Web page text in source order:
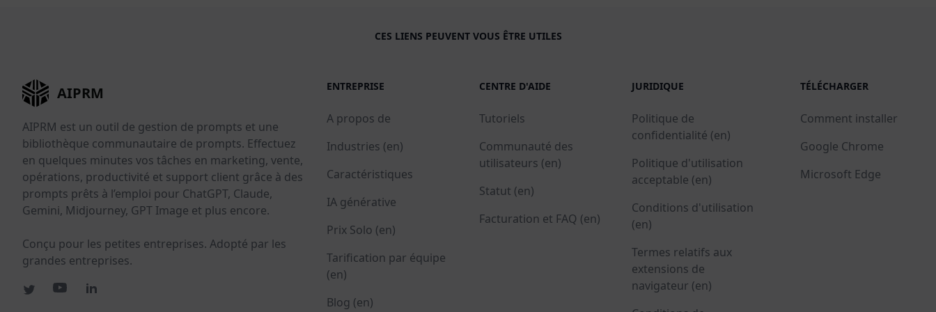
CES LIENS PEUVENT VOUS ÊTRE UTILES
AIPRM
AIPRM est un outil de gestion de prompts et une
bibliothèque communautaire de prompts. Effectuez
en quelques minutes vos tâches en marketing, vente,
opérations, productivité et support client grâce à des
prompts prêts à l’emploi pour ChatGPT, Claude,
Gemini, Midjourney, GPT Image et plus encore.
Conçu pour les petites entreprises. Adopté par les
grandes entreprises.
ENTREPRISE
A propos de
Industries (en)
Caractéristiques
IA générative
Prix Solo (en)
Tarification par équipe
(en)
Blog (en)
CENTRE D'AIDE
Tutoriels
Communauté des
utilisateurs (en)
Statut (en)
Facturation et FAQ (en)
JURIDIQUE
Politique de
confidentialité (en)
Politique d'utilisation
acceptable (en)
Conditions d'utilisation
(en)
Termes relatifs aux
extensions de
navigateur (en)
TÉLÉCHARGER
Comment installer
Google Chrome
Microsoft Edge